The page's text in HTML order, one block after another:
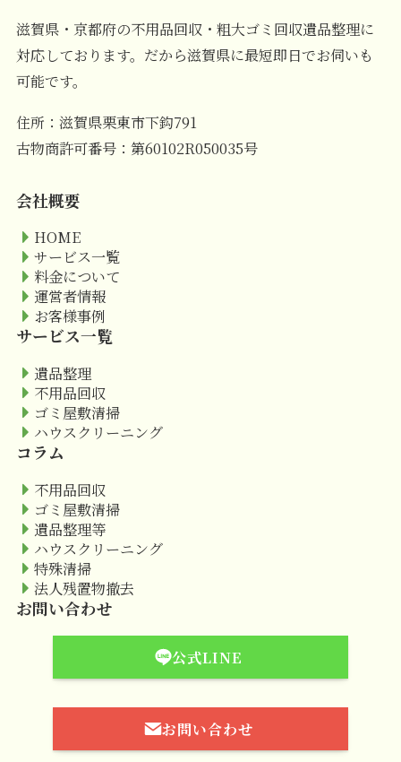
滋賀県・京都府の不用品回収・粗大ゴミ回収遺品整理に
対応しております。だから滋賀県に最短即日でお伺いも
可能です。
住所：滋賀県栗東市下鈎791
古物商許可番号：第60102R050035号
会社概要
HOME
サービス一覧
料金について
運営者情報
お客様事例
サービス一覧
遺品整理
不用品回収
ゴミ屋敷清掃
ハウスクリーニング
コラム
不用品回収
ゴミ屋敷清掃
遺品整理等
ハウスクリーニング
特殊清掃
法人残置物撤去
お問い合わせ
公式LINE
お問い合わせ